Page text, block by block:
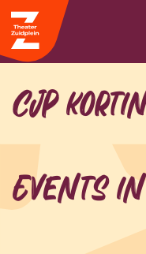
CJP
Events